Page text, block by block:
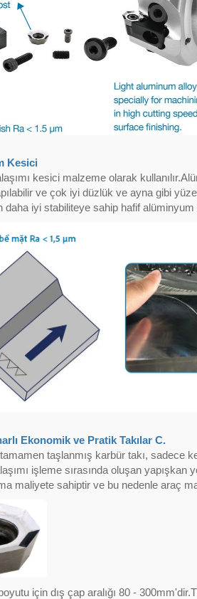
Tasarımı -
Matkap
Kesici
kesici malzeme olarak
ve çok iyi düzlük ve ayna gibi
daha iyi stabiliteye sahip hafif
Ekonomik ve Pratik Takılar C.
taşlanmış karbür takı, sadece
işleme sırasında oluşan
maliyete sahiptir ve bu nedenle araç
için dış çap aralığı 80 -